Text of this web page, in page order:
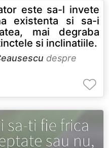
este sa-l invete
existenta si sa-i
mai degraba
si inclinatiile.
despre